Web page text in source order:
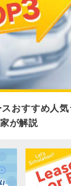
スおすすめ人
が解説